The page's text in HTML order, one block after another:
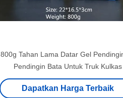
800g Tahan Lama Datar Gel
Pendingin Bata Untuk Truk Kulkas
Dapatkan Harga Terbaik